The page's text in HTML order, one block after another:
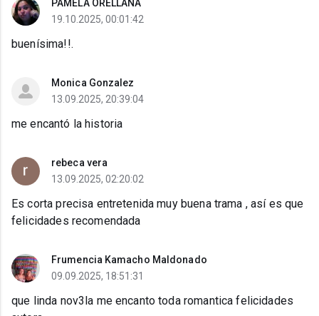
PAMELA ORELLANA
19.10.2025, 00:01:42
buenísima!!.
Monica Gonzalez
13.09.2025, 20:39:04
me encantó la historia
rebeca vera
13.09.2025, 02:20:02
Es corta precisa entretenida muy buena trama , así es que
felicidades recomendada
Frumencia Kamacho Maldonado
09.09.2025, 18:51:31
que linda nov3la me encanto toda romantica felicidades